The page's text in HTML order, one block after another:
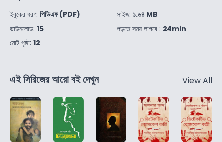
ইবুকের ধরণ: পিডিএফ (PDF)
ডাউনলোড: 15
মোট পৃষ্ঠা: 12
সাইজ: ১.৬৪ MB
পড়তে সময় লাগবে : 24min
এই সিরিজের আরো বই দেখুন View All